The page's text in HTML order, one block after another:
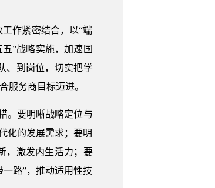
作紧密结合，以“端
”战略实施，加速国
、到岗位，切实把学
服务商目标迈进。
。要明晰战略定位与
化的发展需求；要明
，激发内生活力；要
路”，推动适用性技